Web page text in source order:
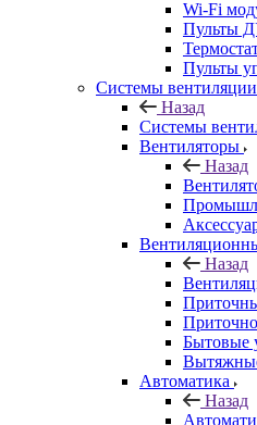
Wi-Fi
Пульты
Пульты
Системы вентиляции
Назад
Системы
Вентиляторы
Назад
Назад
Бытовые
Автоматика
Назад